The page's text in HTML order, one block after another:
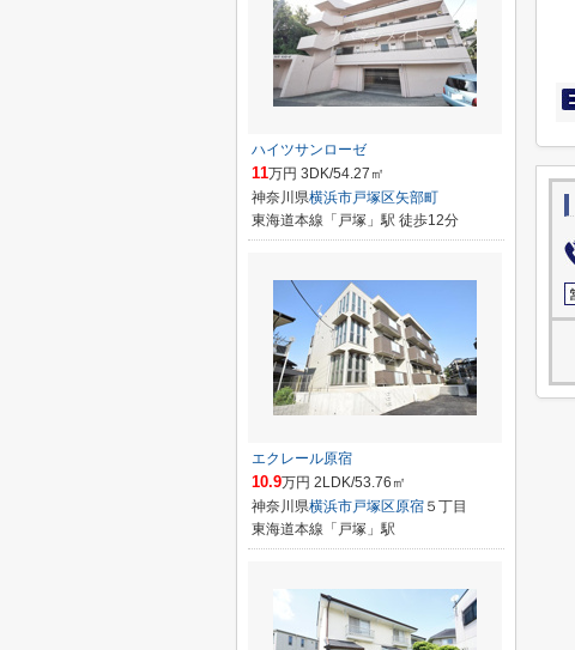
ハイツサンローゼ
11万円 3DK/54.27㎡
神奈川県横浜市戸塚区矢部町
東海道本線「戸塚」駅 徒歩12分
エクレール原宿
10.9万円 2LDK/53.76㎡
神奈川県横浜市戸塚区原宿 ５丁目
東海道本線「戸塚」駅